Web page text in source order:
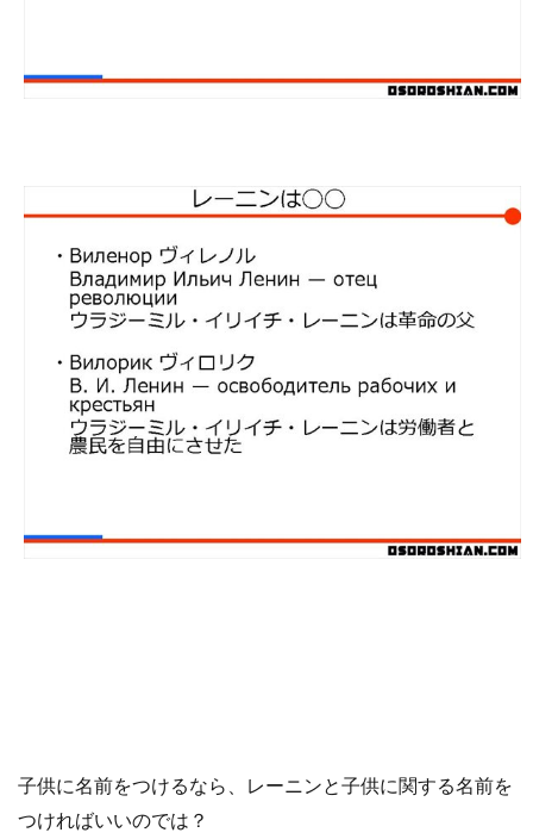
子供に名前をつけるなら、レーニンと子供に関する名前を
つければいいのでは？